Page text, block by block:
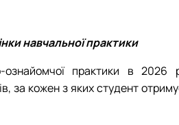
навчальної практики
ознайомчої практики в 2026
за кожен з яких студент